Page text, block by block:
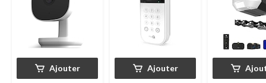
Ajouter Ajouter